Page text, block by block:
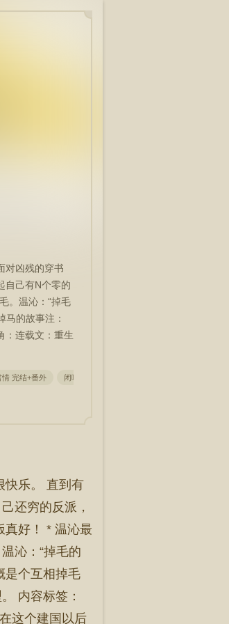
对凶残的穿书
自己有N个零的
。温沁：“掉毛
的故事注：
：连载文：重生
情 完结+番外 闭嘴,你这学婊 完结+番外
快乐。 直到有
还穷的反派，
真好！ * 温沁最
沁：“掉毛的
是个互相掉毛
内容标签：
这个建国以后